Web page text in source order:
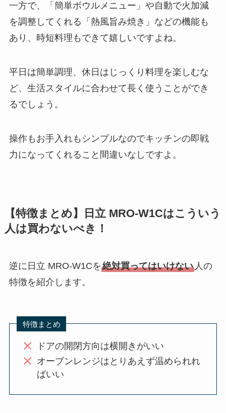
一方で、「簡単ボウルメニュー」や自動で火加減
を調整してくれる「熱風旨み焼き」などの機能も
あり、時短料理もできて嬉しいですよね。
平日は簡単調理、休日はじっくり料理を楽しむな
ど、生活スタイルに合わせて長く使うことができ
るでしょう。
操作もお手入れもシンプルなのでキッチンの即戦
力になってくれること間違いなしですよ。
【特徴まとめ】日立 MRO-W1Cはこういう
人は買わないべき！
逆に日立 MRO-W1Cを絶対買ってはいけない人の
特徴を紹介します。
特徴まとめ
ドアの開閉方向は横開きがいい
オーブンレンジはとりあえず温められれ
ばいい